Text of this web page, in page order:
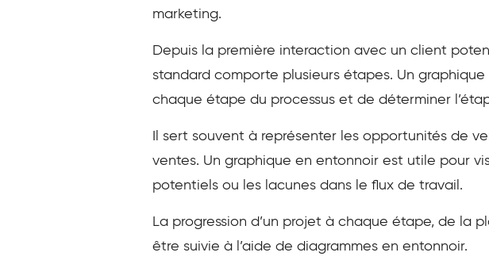
marketing.
Depuis la première interaction avec un client
standard comporte plusieurs étapes. Un
chaque étape du processus et de déterminer
Il sert souvent à représenter les opportunités de
ventes. Un graphique en entonnoir est utile pour
potentiels ou les lacunes dans le flux de travail.
La progression d’un projet à chaque étape, de
être suivie à l’aide de diagrammes en entonnoir.